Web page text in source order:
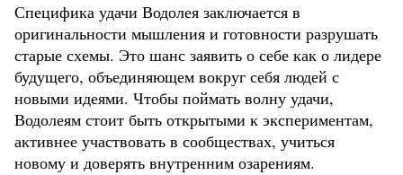
Специфика удачи Водолея заключается в
оригинальности мышления и готовности разрушать
старые схемы. Это шанс заявить о себе как о лидере
будущего, объединяющем вокруг себя людей с
новыми идеями. Чтобы поймать волну удачи,
Водолеям стоит быть открытыми к экспериментам,
активнее участвовать в сообществах, учиться
новому и доверять внутренним озарениям.